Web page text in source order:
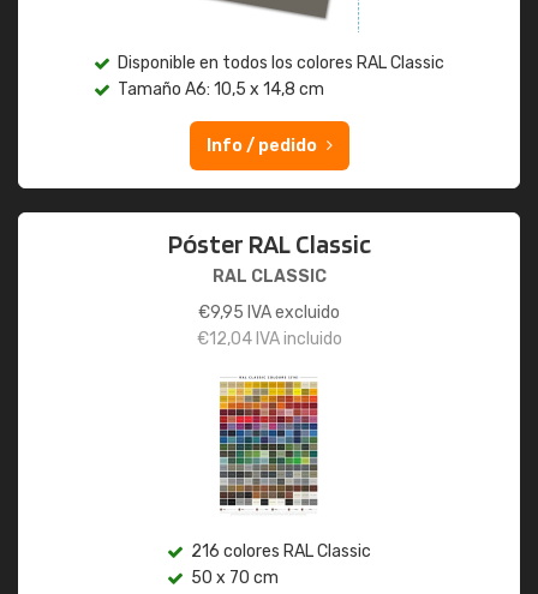
Disponible en todos los colores RAL Classic
Tamaño A6: 10,5 x 14,8 cm
Info / pedido
Póster RAL Classic
RAL CLASSIC
€9,95 IVA excluido
€12,04IVA incluido
216 colores RAL Classic
50 x 70 cm